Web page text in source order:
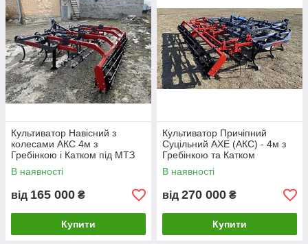
Культиватор Навісний з
колесами АКС 4м з
Гребінкою і Катком під МТЗ
В наявності
від 165 000 ₴
Купити
Культиватор Причіпний
Суцільний AXE (АКС) - 4м з
Гребінкою та Катком
В наявності
від 270 000 ₴
Купити